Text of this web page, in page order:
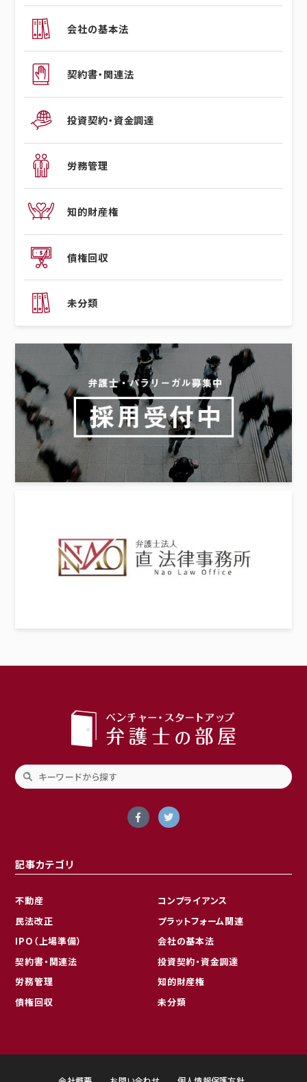
会社の基本法
契約書・関連法
投資契約・資金調達
労務管理
知的財産権
債権回収
未分類
記事カテゴリ
不動産
コンプライアンス
民法改正
プラットフォーム関連
IPO（上場準備）
会社の基本法
契約書・関連法
投資契約・資金調達
労務管理
知的財産権
債権回収
未分類